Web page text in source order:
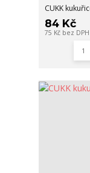
CUKK
84 Kč
75 Kč bez DPH